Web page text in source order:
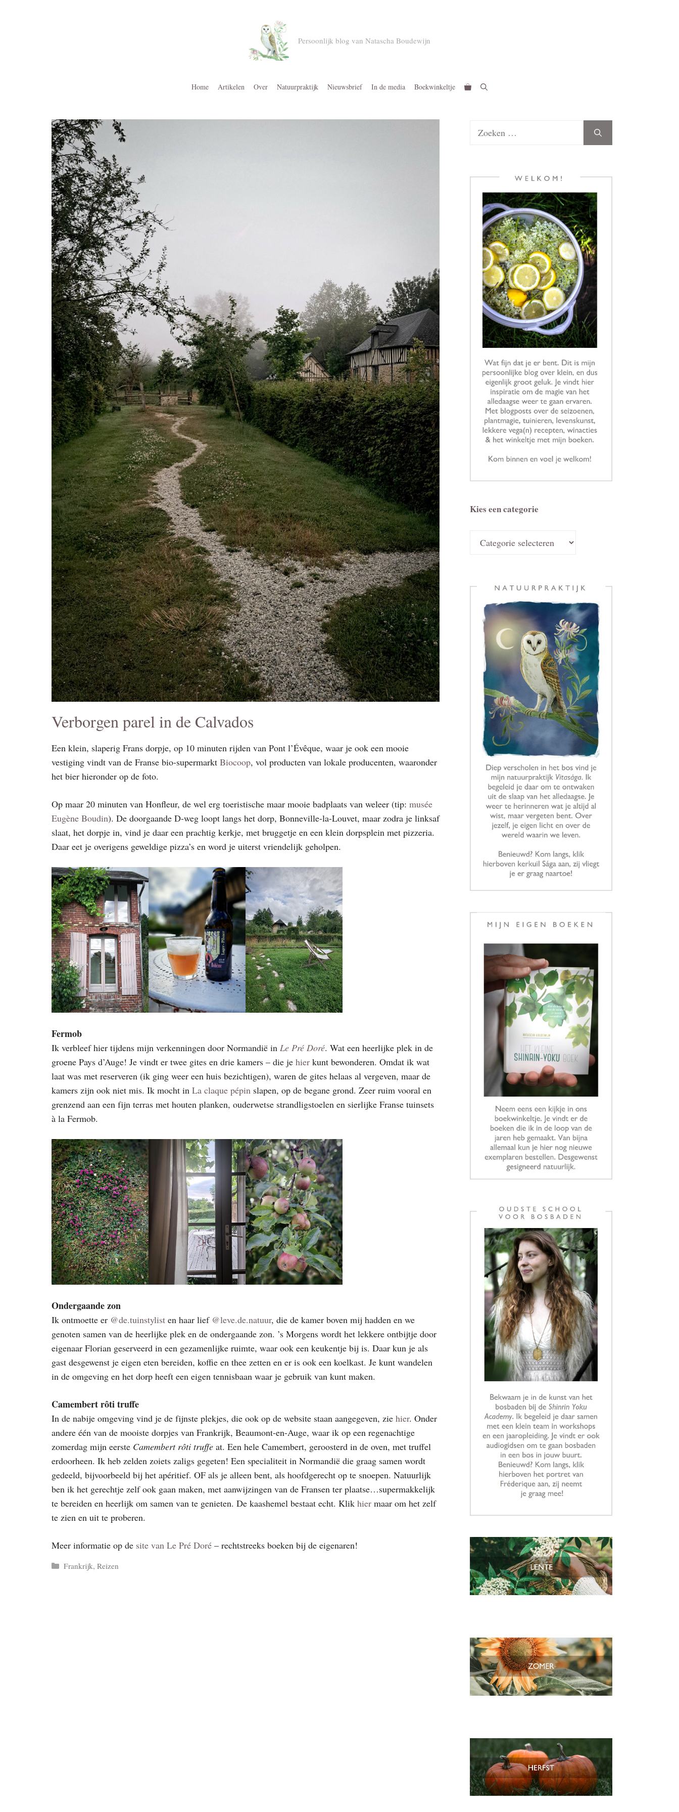
Persoonlijk blog van Natascha Boudewijn
Home Artikelen Over Natuurpraktijk Nieuwsbrief In de media Boekwinkeltje
Verborgen parel in de Calvados
Een klein, slaperig Frans dorpje, op 10 minuten rijden van Pont l’Évêque, waar je ook een mooie
vestiging vindt van de Franse bio-supermarkt Biocoop, vol producten van lokale producenten, waaronder
het bier hieronder op de foto.
Op maar 20 minuten van Honfleur, de wel erg toeristische maar mooie badplaats van weleer (tip: musée
Eugène Boudin). De doorgaande D-weg loopt langs het dorp, Bonneville-la-Louvet, maar zodra je linksaf
slaat, het dorpje in, vind je daar een prachtig kerkje, met bruggetje en een klein dorpsplein met pizzeria.
Daar eet je overigens geweldige pizza’s en word je uiterst vriendelijk geholpen.
Fermob
Ik verbleef hier tijdens mijn verkenningen door Normandië in Le Pré Doré. Wat een heerlijke plek in de
groene Pays d’Auge! Je vindt er twee gites en drie kamers – die je hier kunt bewonderen. Omdat ik wat
laat was met reserveren (ik ging weer een huis bezichtigen), waren de gites helaas al vergeven, maar de
kamers zijn ook niet mis. Ik mocht in La claque pépin slapen, op de begane grond. Zeer ruim vooral en
grenzend aan een fijn terras met houten planken, ouderwetse strandligstoelen en sierlijke Franse tuinsets
à la Fermob.
Ondergaande zon
Ik ontmoette er @de.tuinstylist en haar lief @leve.de.natuur, die de kamer boven mij hadden en we
genoten samen van de heerlijke plek en de ondergaande zon. ’s Morgens wordt het lekkere ontbijtje door
eigenaar Florian geserveerd in een gezamenlijke ruimte, waar ook een keukentje bij is. Daar kun je als
gast desgewenst je eigen eten bereiden, koffie en thee zetten en er is ook een koelkast. Je kunt wandelen
in de omgeving en het dorp heeft een eigen tennisbaan waar je gebruik van kunt maken.
Camembert rôti truffe
In de nabije omgeving vind je de fijnste plekjes, die ook op de website staan aangegeven, zie hier. Onder
andere één van de mooiste dorpjes van Frankrijk, Beaumont-en-Auge, waar ik op een regenachtige
zomerdag mijn eerste Camembert rôti truffe at. Een hele Camembert, geroosterd in de oven, met truffel
erdoorheen. Ik heb zelden zoiets zaligs gegeten! Een specialiteit in Normandië die graag samen wordt
gedeeld, bijvoorbeeld bij het apéritief. OF als je alleen bent, als hoofdgerecht op te snoepen. Natuurlijk
ben ik het gerechtje zelf ook gaan maken, met aanwijzingen van de Fransen ter plaatse…supermakkelijk
te bereiden en heerlijk om samen van te genieten. De kaashemel bestaat echt. Klik hier maar om het zelf
te zien en uit te proberen.
Meer informatie op de site van Le Pré Doré – rechtstreeks boeken bij de eigenaren!
Categorieën
Frankrijk,Reizen
Zoek
Kies een categorie
Kies